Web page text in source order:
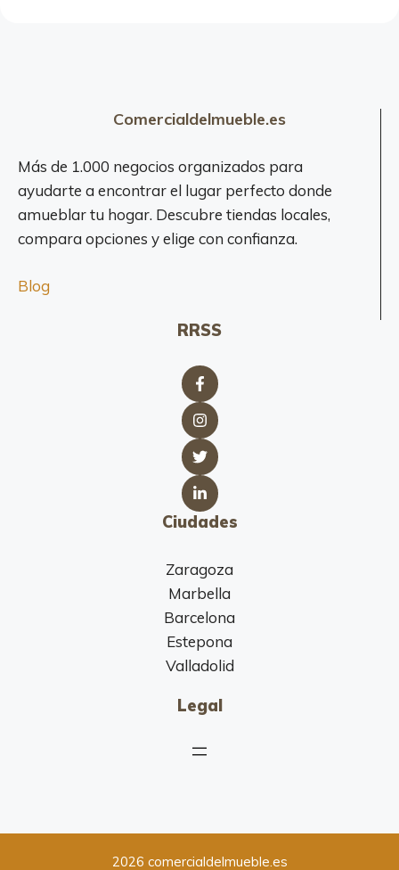
Comercialdelmueble.es
Más de 1.000 negocios organizados para
ayudarte a encontrar el lugar perfecto donde
amueblar tu hogar. Descubre tiendas locales,
compara opciones y elige con confianza.
Blog
RRSS
Ciudades
Zaragoza
Marbella
Barcelona
Estepona
Valladolid
Legal
2026 comercialdelmueble.es